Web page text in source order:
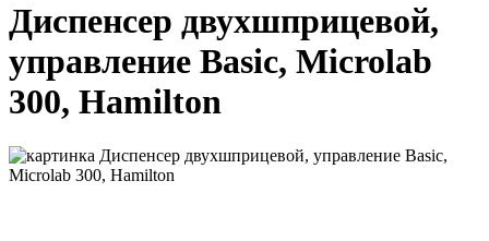
Диспенсер двухшприцевой,
управление Basic, Microlab
300, Hamilton